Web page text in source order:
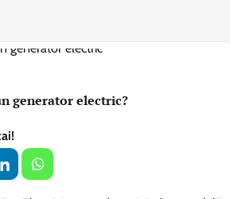
generator electric?